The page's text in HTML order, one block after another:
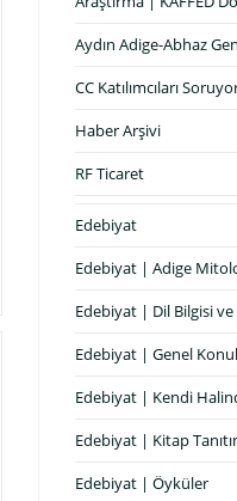
Aydın Adige-Abhaz
CC Katılımcıları
Haber Arşivi
RF Ticaret
Edebiyat
Edebiyat | Adige
Edebiyat | Dil Bilgisi
Edebiyat | Genel
Edebiyat | Kendi
Edebiyat | Kitap
Edebiyat | Öyküler